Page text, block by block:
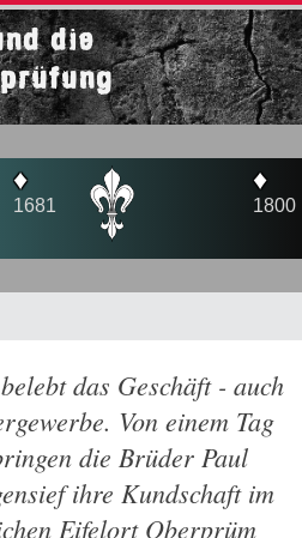
die
das Geschäft - auch
Von einem Tag
die Brüder Paul
ihre Kundschaft im
Eifelort Oberprüm